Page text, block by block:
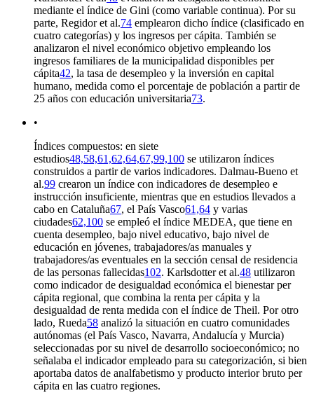
mediante el índice de Gini (como variable continua). Por su
parte, Regidor et al.74 emplearon dicho índice (clasificado en
cuatro categorías) y los ingresos per cápita. También se
analizaron el nivel económico objetivo empleando los
ingresos familiares de la municipalidad disponibles per
cápita42, la tasa de desempleo y la inversión en capital
humano, medida como el porcentaje de población a partir de
25 años con educación universitaria73.
•
Índices compuestos: en siete
estudios48,58,61,62,64,67,99,100 se utilizaron índices
construidos a partir de varios indicadores. Dalmau-Bueno et
al.99 crearon un índice con indicadores de desempleo e
instrucción insuficiente, mientras que en estudios llevados a
cabo en Cataluña67, el País Vasco61,64 y varias
ciudades62,100 se empleó el índice MEDEA, que tiene en
cuenta desempleo, bajo nivel educativo, bajo nivel de
educación en jóvenes, trabajadores/as manuales y
trabajadores/as eventuales en la sección censal de residencia
de las personas fallecidas102. Karlsdotter et al.48 utilizaron
como indicador de desigualdad económica el bienestar per
cápita regional, que combina la renta per cápita y la
desigualdad de renta medida con el índice de Theil. Por otro
lado, Rueda58 analizó la situación en cuatro comunidades
autónomas (el País Vasco, Navarra, Andalucía y Murcia)
seleccionadas por su nivel de desarrollo socioeconómico; no
señalaba el indicador empleado para su categorización, si bien
aportaba datos de analfabetismo y producto interior bruto per
cápita en las cuatro regiones.